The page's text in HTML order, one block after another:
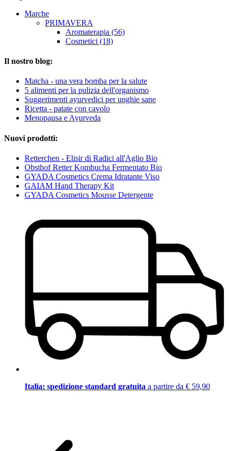
Marche
PRIMAVERA
Aromaterapia (56)
Cosmetici (18)
Il nostro blog:
Matcha - una vera bomba per la salute
5 alimenti per la pulizia dell'organismo
Suggerimenti ayurvedici per unghie sane
Ricetta - patate con cavolo
Menopausa e Ayurveda
Nuovi prodotti:
Retterchen - Elisir di Radici all'Aglio Bio
Obsthof Retter Kombucha Fermentato Bio
GYADA Cosmetics Crema Idratante Viso
GAIAM Hand Therapy Kit
GYADA Cosmetics Mousse Detergente
Italia: spedizione standard gratuita a partire da € 59,90